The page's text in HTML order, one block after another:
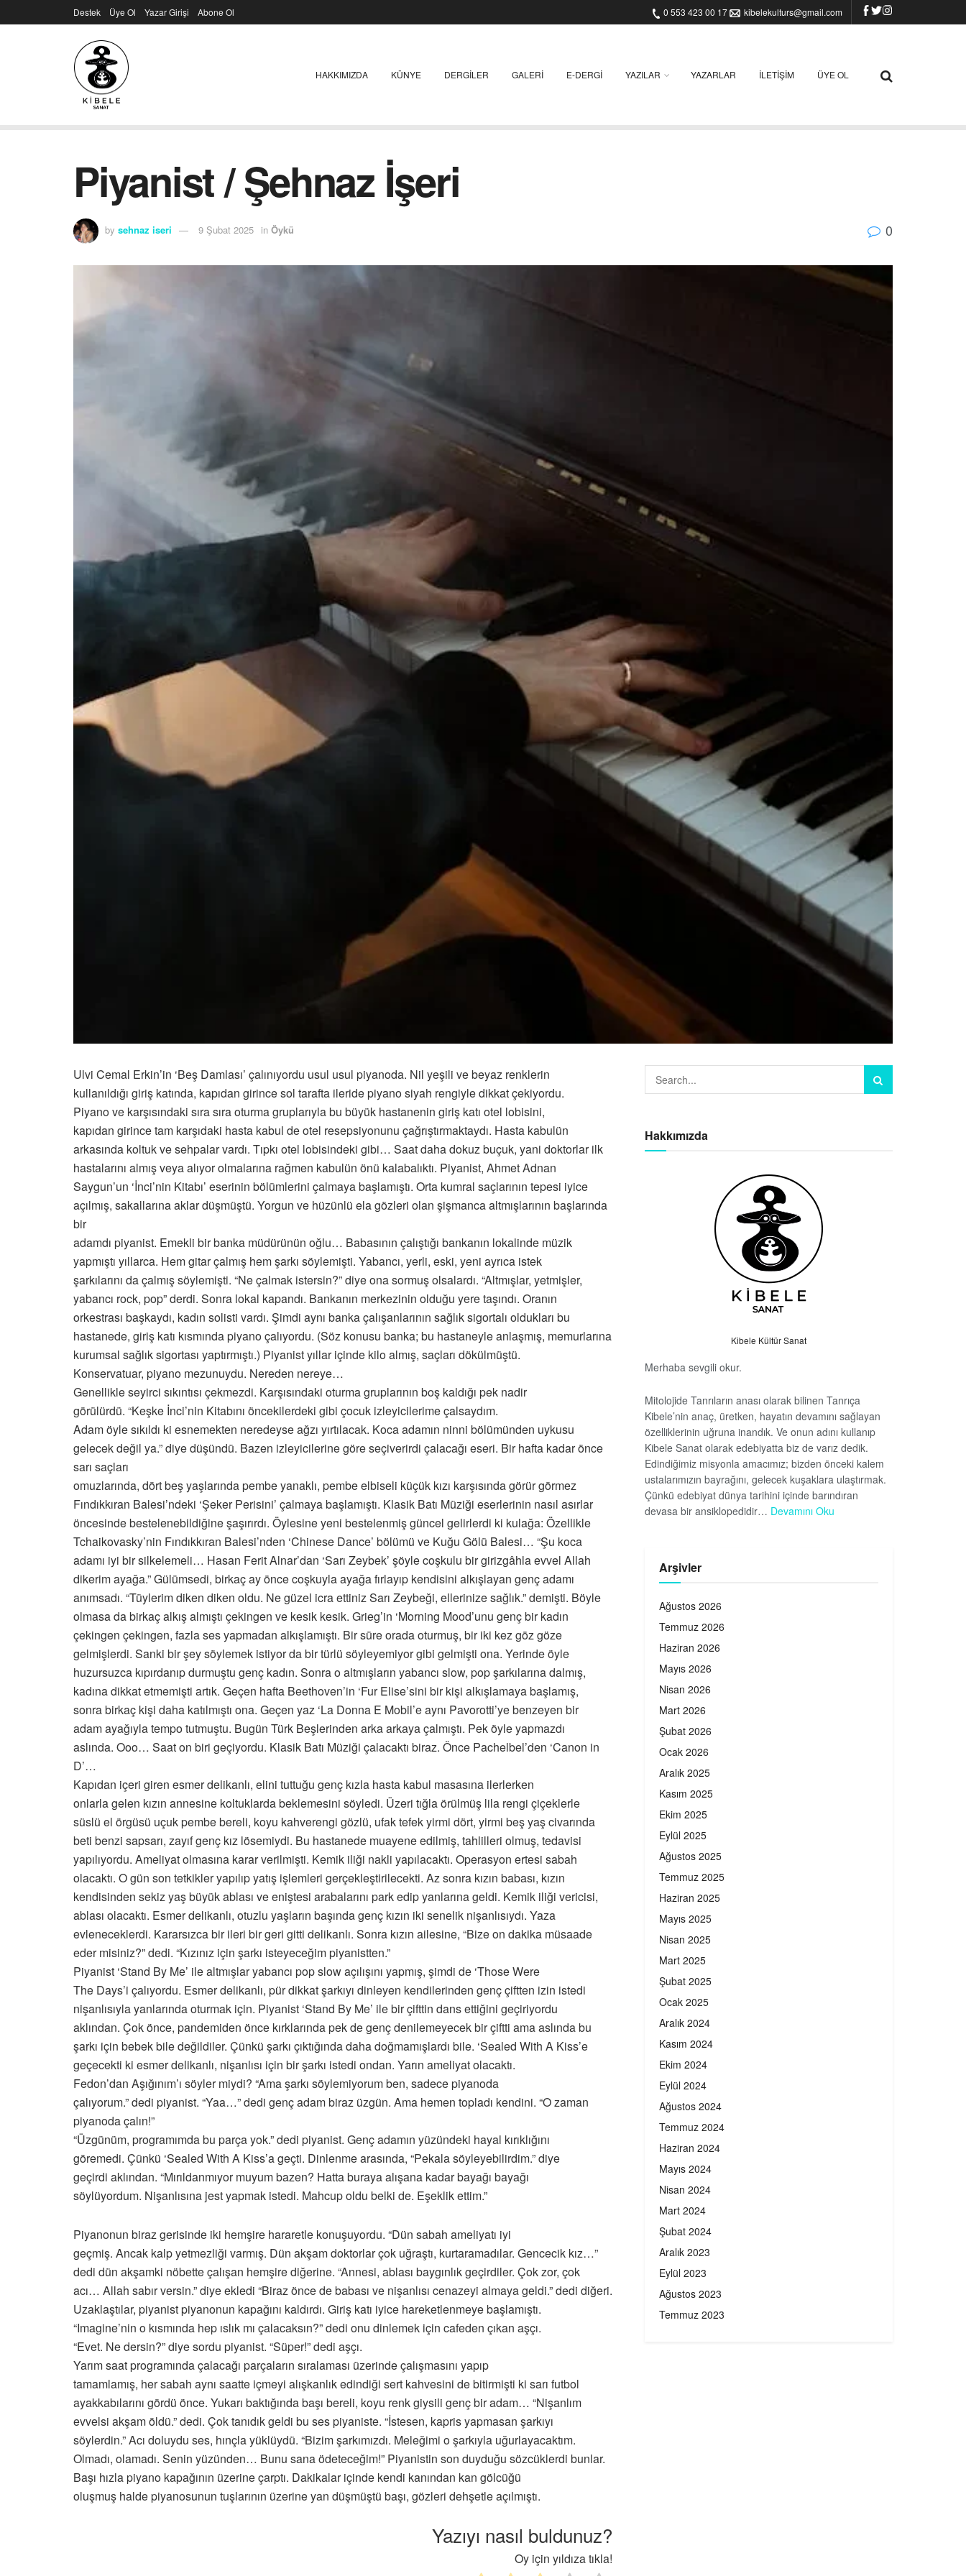
Destek Üye Ol Yazar Girişi Abone Ol 0 553 423 00 17 kibelekulturs@gmail.com
HAKKIMIZDA KÜNYE DERGILER GALERI E-DERGI YAZILAR YAZARLAR İLETIŞIM ÜYE OL
Piyanist / Şehnaz İşeri
by sehnaz iseri 9 Şubat 2025 in Öykü 0
Ulvi Cemal Erkin’in ‘Beş Damlası’ çalınıyordu usul usul piyanoda. Nil yeşili ve beyaz renklerin
kullanıldığı giriş katında, kapıdan girince sol tarafta ileride piyano siyah rengiyle dikkat çekiyordu.
Piyano ve karşısındaki sıra sıra oturma gruplarıyla bu büyük hastanenin giriş katı otel lobisini,
kapıdan girince tam karşıdaki hasta kabul de otel resepsiyonunu çağrıştırmaktaydı. Hasta kabulün
arkasında koltuk ve sehpalar vardı. Tıpkı otel lobisindeki gibi… Saat daha dokuz buçuk, yani doktorlar ilk
hastalarını almış veya alıyor olmalarına rağmen kabulün önü kalabalıktı. Piyanist, Ahmet Adnan
Saygun’un ‘İnci’nin Kitabı’ eserinin bölümlerini çalmaya başlamıştı. Orta kumral saçlarının tepesi iyice
açılmış, sakallarına aklar düşmüştü. Yorgun ve hüzünlü ela gözleri olan şişmanca altmışlarının başlarında
bir
adamdı piyanist. Emekli bir banka müdürünün oğlu… Babasının çalıştığı bankanın lokalinde müzik
yapmıştı yıllarca. Hem gitar çalmış hem şarkı söylemişti. Yabancı, yerli, eski, yeni ayrıca istek
şarkılarını da çalmış söylemişti. “Ne çalmak istersin?” diye ona sormuş olsalardı. “Altmışlar, yetmişler,
yabancı rock, pop” derdi. Sonra lokal kapandı. Bankanın merkezinin olduğu yere taşındı. Oranın
orkestrası başkaydı, kadın solisti vardı. Şimdi aynı banka çalışanlarının sağlık sigortalı oldukları bu
hastanede, giriş katı kısmında piyano çalıyordu. (Söz konusu banka; bu hastaneyle anlaşmış, memurlarına
kurumsal sağlık sigortası yaptırmıştı.) Piyanist yıllar içinde kilo almış, saçları dökülmüştü.
Konservatuar, piyano mezunuydu. Nereden nereye…
Genellikle seyirci sıkıntısı çekmezdi. Karşısındaki oturma gruplarının boş kaldığı pek nadir
görülürdü. “Keşke İnci’nin Kitabını öncekilerdeki gibi çocuk izleyicilerime çalsaydım.
Adam öyle sıkıldı ki esnemekten neredeyse ağzı yırtılacak. Koca adamın ninni bölümünden uykusu
gelecek değil ya.” diye düşündü. Bazen izleyicilerine göre seçiverirdi çalacağı eseri. Bir hafta kadar önce
sarı saçları
omuzlarında, dört beş yaşlarında pembe yanaklı, pembe elbiseli küçük kızı karşısında görür görmez
Fındıkkıran Balesi’ndeki ‘Şeker Perisini’ çalmaya başlamıştı. Klasik Batı Müziği eserlerinin nasıl asırlar
öncesinde bestelenebildiğine şaşırırdı. Öylesine yeni bestelenmiş güncel gelirlerdi ki kulağa: Özellikle
Tchaikovasky’nin Fındıkkıran Balesi’nden ‘Chinese Dance’ bölümü ve Kuğu Gölü Balesi… “Şu koca
adamı iyi bir silkelemeli… Hasan Ferit Alnar’dan ‘Sarı Zeybek’ şöyle coşkulu bir girizgâhla evvel Allah
dikerim ayağa.” Gülümsedi, birkaç ay önce coşkuyla ayağa fırlayıp kendisini alkışlayan genç adamı
anımsadı. “Tüylerim diken diken oldu. Ne güzel icra ettiniz Sarı Zeybeği, ellerinize sağlık.” demişti. Böyle
olmasa da birkaç alkış almıştı çekingen ve kesik kesik. Grieg’in ‘Morning Mood’unu genç bir kadın
çekingen çekingen, fazla ses yapmadan alkışlamıştı. Bir süre orada oturmuş, bir iki kez göz göze
gelmişlerdi. Sanki bir şey söylemek istiyor da bir türlü söyleyemiyor gibi gelmişti ona. Yerinde öyle
huzursuzca kıpırdanıp durmuştu genç kadın. Sonra o altmışların yabancı slow, pop şarkılarına dalmış,
kadına dikkat etmemişti artık. Geçen hafta Beethoven’in ‘Fur Elise’sini bir kişi alkışlamaya başlamış,
sonra birkaç kişi daha katılmıştı ona. Geçen yaz ‘La Donna E Mobil’e aynı Pavorotti’ye benzeyen bir
adam ayağıyla tempo tutmuştu. Bugün Türk Beşlerinden arka arkaya çalmıştı. Pek öyle yapmazdı
aslında. Ooo… Saat on biri geçiyordu. Klasik Batı Müziği çalacaktı biraz. Önce Pachelbel’den ‘Canon in
D’…
Kapıdan içeri giren esmer delikanlı, elini tuttuğu genç kızla hasta kabul masasına ilerlerken
onlarla gelen kızın annesine koltuklarda beklemesini söyledi. Üzeri tığla örülmüş lila rengi çiçeklerle
süslü el örgüsü uçuk pembe bereli, koyu kahverengi gözlü, ufak tefek yirmi dört, yirmi beş yaş civarında
beti benzi sapsarı, zayıf genç kız lösemiydi. Bu hastanede muayene edilmiş, tahlilleri olmuş, tedavisi
yapılıyordu. Ameliyat olmasına karar verilmişti. Kemik iliği nakli yapılacaktı. Operasyon ertesi sabah
olacaktı. O gün son tetkikler yapılıp yatış işlemleri gerçekleştirilecekti. Az sonra kızın babası, kızın
kendisinden sekiz yaş büyük ablası ve eniştesi arabalarını park edip yanlarına geldi. Kemik iliği vericisi,
ablası olacaktı. Esmer delikanlı, otuzlu yaşların başında genç kızın iki senelik nişanlısıydı. Yaza
evleneceklerdi. Kararsızca bir ileri bir geri gitti delikanlı. Sonra kızın ailesine, “Bize on dakika müsaade
eder misiniz?” dedi. “Kızınız için şarkı isteyeceğim piyanistten.”
Piyanist ‘Stand By Me’ ile altmışlar yabancı pop slow açılışını yapmış, şimdi de ‘Those Were
The Days’i çalıyordu. Esmer delikanlı, pür dikkat şarkıyı dinleyen kendilerinden genç çiftten izin istedi
nişanlısıyla yanlarında oturmak için. Piyanist ‘Stand By Me’ ile bir çifttin dans ettiğini geçiriyordu
aklından. Çok önce, pandemiden önce kırklarında pek de genç denilemeyecek bir çiftti ama aslında bu
şarkı için bebek bile değildiler. Çünkü şarkı çıktığında daha doğmamışlardı bile. ‘Sealed With A Kiss’e
geçecekti ki esmer delikanlı, nişanlısı için bir şarkı istedi ondan. Yarın ameliyat olacaktı.
Fedon’dan Aşığınım’ı söyler miydi? “Ama şarkı söylemiyorum ben, sadece piyanoda
çalıyorum.” dedi piyanist. “Yaa…” dedi genç adam biraz üzgün. Ama hemen topladı kendini. “O zaman
piyanoda çalın!”
“Üzgünüm, programımda bu parça yok.” dedi piyanist. Genç adamın yüzündeki hayal kırıklığını
göremedi. Çünkü ‘Sealed With A Kiss’a geçti. Dinlenme arasında, “Pekala söyleyebilirdim.” diye
geçirdi aklından. “Mırıldanmıyor muyum bazen? Hatta buraya alışana kadar bayağı bayağı
söylüyordum. Nişanlısına jest yapmak istedi. Mahcup oldu belki de. Eşeklik ettim.”
Piyanonun biraz gerisinde iki hemşire hararetle konuşuyordu. “Dün sabah ameliyatı iyi
geçmiş. Ancak kalp yetmezliği varmış. Dün akşam doktorlar çok uğraştı, kurtaramadılar. Gencecik kız…”
dedi dün akşamki nöbette çalışan hemşire diğerine. “Annesi, ablası baygınlık geçirdiler. Çok zor, çok
acı… Allah sabır versin.” diye ekledi “Biraz önce de babası ve nişanlısı cenazeyi almaya geldi.” dedi diğeri.
Uzaklaştılar, piyanist piyanonun kapağını kaldırdı. Giriş katı iyice hareketlenmeye başlamıştı.
“Imagine’nin o kısmında hep ıslık mı çalacaksın?” dedi onu dinlemek için cafeden çıkan aşçı.
“Evet. Ne dersin?” diye sordu piyanist. “Süper!” dedi aşçı.
Yarım saat programında çalacağı parçaların sıralaması üzerinde çalışmasını yapıp
tamamlamış, her sabah aynı saatte içmeyi alışkanlık edindiği sert kahvesini de bitirmişti ki sarı futbol
ayakkabılarını gördü önce. Yukarı baktığında başı bereli, koyu renk giysili genç bir adam… “Nişanlım
evvelsi akşam öldü.” dedi. Çok tanıdık geldi bu ses piyaniste. “İstesen, kapris yapmasan şarkıyı
söylerdin.” Acı doluydu ses, hınçla yüklüydü. “Bizim şarkımızdı. Meleğimi o şarkıyla uğurlayacaktım.
Olmadı, olamadı. Senin yüzünden… Bunu sana ödeteceğim!” Piyanistin son duyduğu sözcüklerdi bunlar.
Başı hızla piyano kapağının üzerine çarptı. Dakikalar içinde kendi kanından kan gölcüğü
oluşmuş halde piyanosunun tuşlarının üzerine yan düşmüştü başı, gözleri dehşetle açılmıştı.
Yazıyı nasıl buldunuz?
Oy için yıldıza tıkla!
Hakkımızda
Kibele Kültür Sanat
Merhaba sevgili okur.
Mitolojide Tanrıların anası olarak bilinen Tanrıça
Kibele’nin anaç, üretken, hayatın devamını sağlayan
özelliklerinin uğruna inandık. Ve onun adını kullanıp
Kibele Sanat olarak edebiyatta biz de varız dedik.
Edindiğimiz misyonla amacımız; bizden önceki kalem
ustalarımızın bayrağını, gelecek kuşaklara ulaştırmak.
Çünkü edebiyat dünya tarihini içinde barındıran
devasa bir ansiklopedidir… Devamını Oku
Arşivler
Ağustos 2026
Temmuz 2026
Haziran 2026
Mayıs 2026
Nisan 2026
Mart 2026
Şubat 2026
Ocak 2026
Aralık 2025
Kasım 2025
Ekim 2025
Eylül 2025
Ağustos 2025
Temmuz 2025
Haziran 2025
Mayıs 2025
Nisan 2025
Mart 2025
Şubat 2025
Ocak 2025
Aralık 2024
Kasım 2024
Ekim 2024
Eylül 2024
Ağustos 2024
Temmuz 2024
Haziran 2024
Mayıs 2024
Nisan 2024
Mart 2024
Şubat 2024
Aralık 2023
Eylül 2023
Ağustos 2023
Temmuz 2023